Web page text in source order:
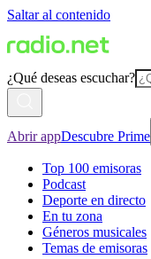
Saltar al contenido
¿Qué deseas escuchar?
Abrir appDescubre Prime
Top 100 emisoras
Podcast
Deporte en directo
En tu zona
Géneros musicales
Temas de emisoras